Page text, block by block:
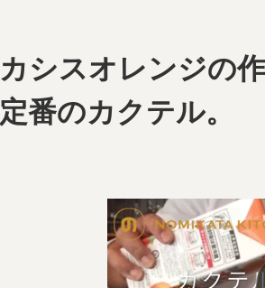
カシスオレンジの
定番のカクテル。